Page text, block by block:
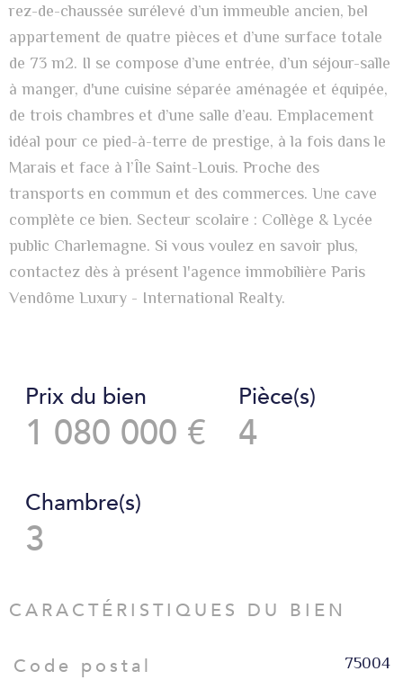
rez-de-chaussée surélevé d’un immeuble ancien, bel
appartement de quatre pièces et d’une surface totale
de 73 m2. Il se compose d’une entrée, d’un séjour-salle
à manger, d'une cuisine séparée aménagée et équipée,
de trois chambres et d’une salle d’eau. Emplacement
idéal pour ce pied-à-terre de prestige, à la fois dans le
Marais et face à l’Île Saint-Louis. Proche des
transports en commun et des commerces. Une cave
complète ce bien. Secteur scolaire : Collège & Lycée
public Charlemagne. Si vous voulez en savoir plus,
contactez dès à présent l'agence immobilière Paris
Vendôme Luxury - International Realty.
Prix du bien
1 080 000 €
Pièce(s)
4
Chambre(s)
3
CARACTÉRISTIQUES DU BIEN
Caractéristiques Valeurs
Code postal 75004